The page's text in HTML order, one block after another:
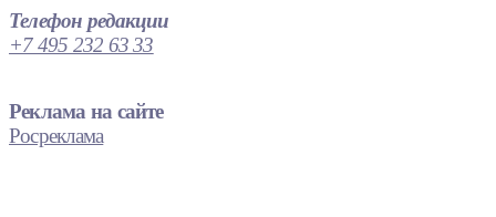
Телефон редакции
+7 495 232 63 33
Реклама на сайте
Росреклама